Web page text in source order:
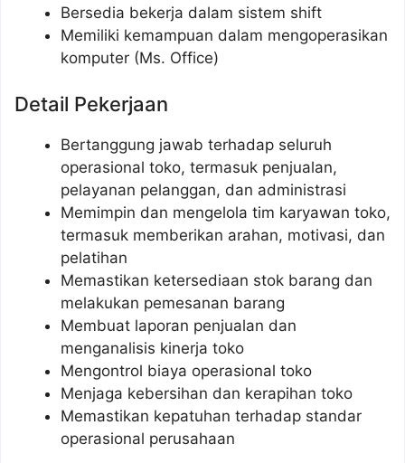
Bersedia bekerja dalam sistem shift
Memiliki kemampuan dalam mengoperasikan
komputer (Ms. Office)
Detail Pekerjaan
Bertanggung jawab terhadap seluruh
operasional toko, termasuk penjualan,
pelayanan pelanggan, dan administrasi
Memimpin dan mengelola tim karyawan toko,
termasuk memberikan arahan, motivasi, dan
pelatihan
Memastikan ketersediaan stok barang dan
melakukan pemesanan barang
Membuat laporan penjualan dan
menganalisis kinerja toko
Mengontrol biaya operasional toko
Menjaga kebersihan dan kerapihan toko
Memastikan kepatuhan terhadap standar
operasional perusahaan